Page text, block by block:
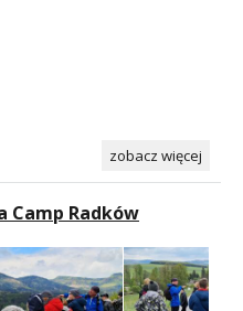
zobacz więcej
Camp Radków